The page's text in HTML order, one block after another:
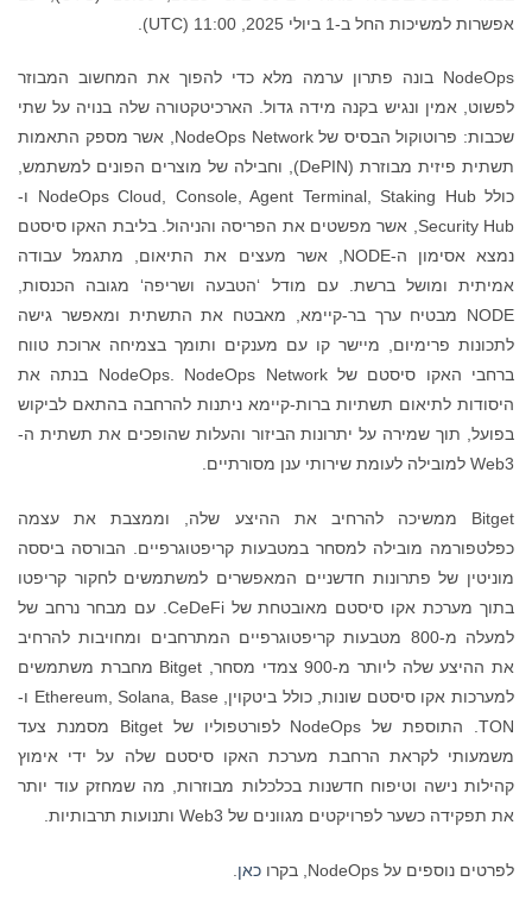
אפשרות למשיכות החל ב-1 ביולי 2025, 11:00 (UTC).
NodeOps בונה פתרון ערמה מלא כדי להפוך את המחשוב המבוזר
לפשוט, אמין ונגיש בקנה מידה גדול. הארכיטקטורה שלה בנויה על שתי
שכבות: פרוטוקול הבסיס של NodeOps Network, אשר מספק התאמות
תשתית פיזית מבוזרת (DePIN), וחבילה של מוצרים הפונים למשתמש,
כולל NodeOps Cloud, Console, Agent Terminal, Staking Hub ו-
Security Hub, אשר מפשטים את הפריסה והניהול. בליבת האקו סיסטם
נמצא אסימון ה-NODE, אשר מעצים את התיאום, מתגמל עבודה
אמיתית ומושל ברשת. עם מודל ‘הטבעה ושריפה‘ מגובה הכנסות,
NODE מבטיח ערך בר-קיימא, מאבטח את התשתית ומאפשר גישה
לתכונות פרימיום, מיישר קו עם מענקים ותומך בצמיחה ארוכת טווח
ברחבי האקו סיסטם של NodeOps. NodeOps Network בנתה את
היסודות לתיאום תשתיות ברות-קיימא ניתנות להרחבה בהתאם לביקוש
בפועל, תוך שמירה על יתרונות הביזור והעלות שהופכים את תשתית ה-
Web3 למובילה לעומת שירותי ענן מסורתיים.
Bitget ממשיכה להרחיב את ההיצע שלה, וממצבת את עצמה
כפלטפורמה מובילה למסחר במטבעות קריפטוגרפיים. הבורסה ביססה
מוניטין של פתרונות חדשניים המאפשרים למשתמשים לחקור קריפטו
בתוך מערכת אקו סיסטם מאובטחת של CeDeFi. עם מבחר נרחב של
למעלה מ-800 מטבעות קריפטוגרפיים המתרחבים ומחויבות להרחיב
את ההיצע שלה ליותר מ-900 צמדי מסחר, Bitget מחברת משתמשים
למערכות אקו סיסטם שונות, כולל ביטקוין, Ethereum, Solana, Base ו-
TON. התוספת של NodeOps לפורטפוליו של Bitget מסמנת צעד
משמעותי לקראת הרחבת מערכת האקו סיסטם שלה על ידי אימוץ
קהילות נישה וטיפוח חדשנות בכלכלות מבוזרות, מה שמחזק עוד יותר
את תפקידה כשער לפרויקטים מגוונים של Web3 ותנועות תרבותיות.
לפרטים נוספים על NodeOps, בקרו כאן.